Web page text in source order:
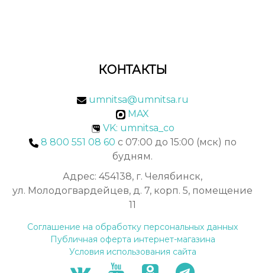
КОНТАКТЫ
umnitsa@umnitsa.ru
MAX
VK: umnitsa_co
8 800 551 08 60 с 07:00 до 15:00 (мск) по
будням.
Адрес: 454138, г. Челябинск,
ул. Молодогвардейцев, д. 7, корп. 5, помещение
11
Соглашение на обработку персональных данных
Публичная оферта интернет-магазина
Условия использования сайта